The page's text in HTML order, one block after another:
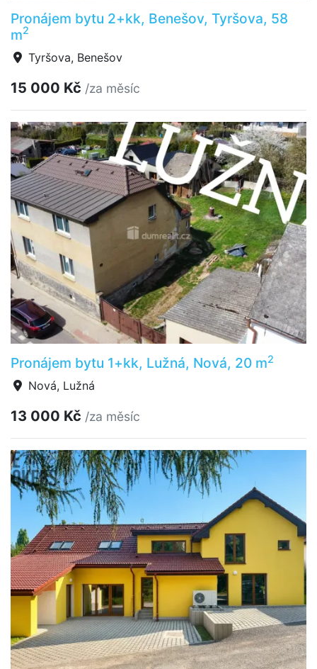
Pronájem bytu 2+kk, Benešov, Tyršova, 58
m2
Tyršova, Benešov
15 000 Kč /za měsíc
Pronájem bytu 1+kk, Lužná, Nová, 20 m2
Nová, Lužná
13 000 Kč /za měsíc